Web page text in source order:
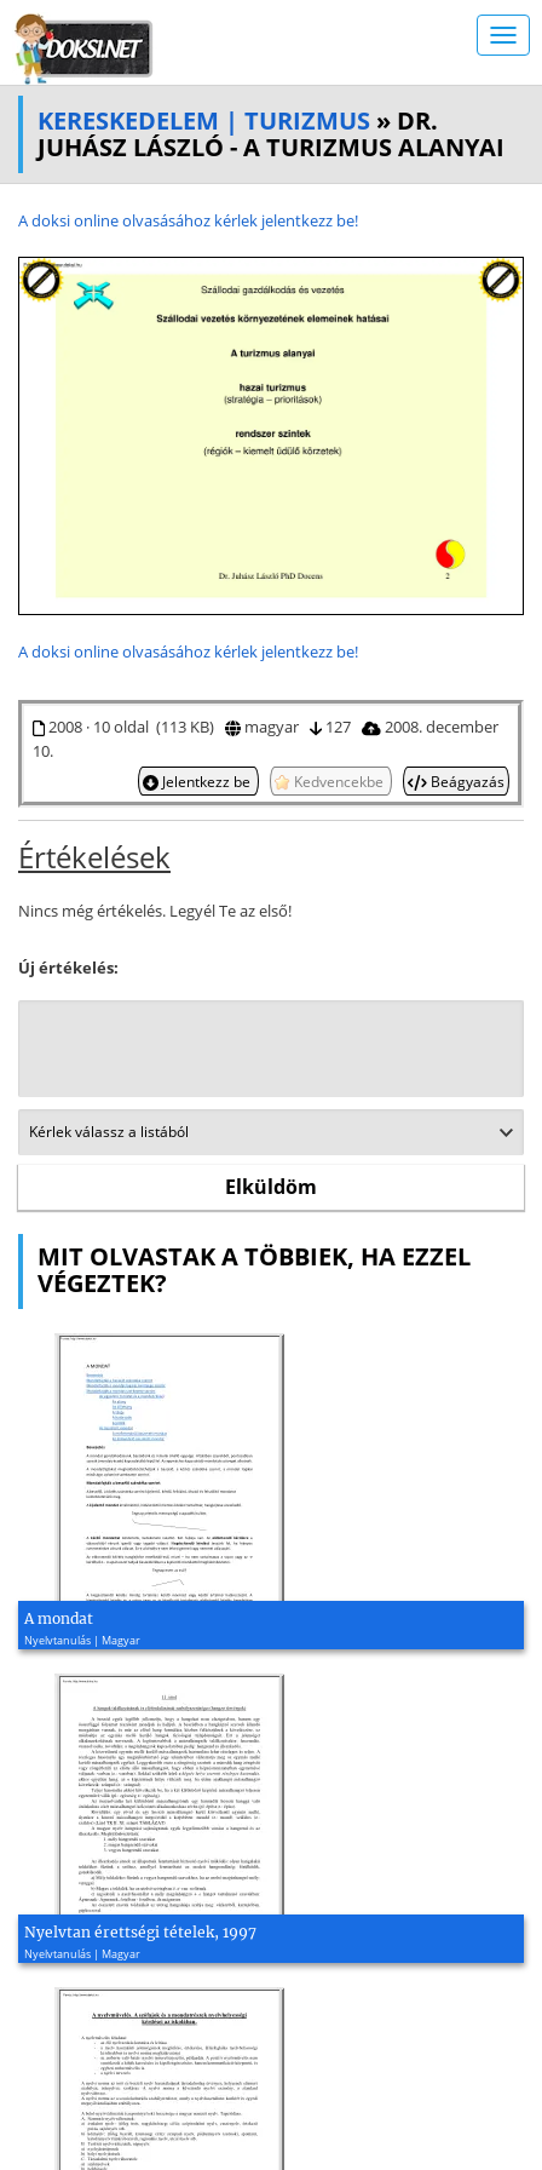
KERESKEDELEM | TURIZMUS » DR.
JUHÁSZ LÁSZLÓ - A TURIZMUS ALANYAI
A doksi online olvasásához kérlek jelentkezz be!
A doksi online olvasásához kérlek jelentkezz be!
2008 · 10 oldal (113 KB) magyar 127
2008. december
10.
Jelentkezz be Kedvencekbe Beágyazás
Értékelések
Nincs még értékelés. Legyél Te az első!
Új értékelés:
MIT OLVASTAK A TÖBBIEK, HA EZZEL
VÉGEZTEK?
A mondat
Nyelvtanulás | Magyar
Nyelvtan érettségi tételek, 1997
Nyelvtanulás | Magyar